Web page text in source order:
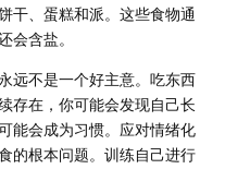
干、蛋糕和派。这些食物通
会含盐。
远不是一个好主意。吃东西
存在，你可能会发现自己长
能会成为习惯。应对情绪化
的根本问题。训练自己进行